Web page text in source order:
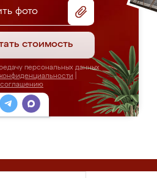
фото
стоимость
персональных данных
соглашению